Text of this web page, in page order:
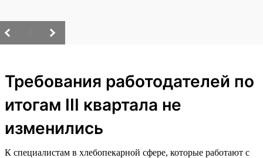
Требования работодателей по
итогам III квартала не
изменились
К специалистам в хлебопекарной сфере, которые работают с